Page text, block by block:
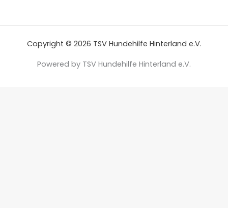
Copyright © 2026 TSV Hundehilfe Hinterland e.V.
Powered by TSV Hundehilfe Hinterland e.V.